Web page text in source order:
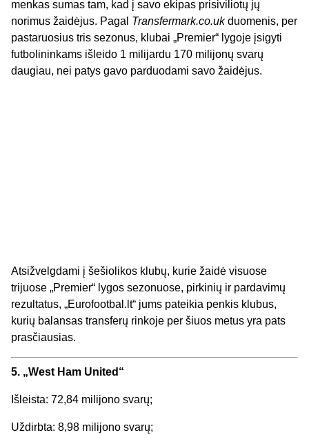
menkas sumas tam, kad į savo ekipas prisiviliotų jų
norimus žaidėjus. Pagal Transfermark.co.ukduomenis, per
pastaruosius tris sezonus, klubai „Premier“ lygoje įsigyti
futbolininkams išleido 1 milijardu 170 milijonų svarų
daugiau, nei patys gavo parduodami savo žaidėjus.
Atsižvelgdami į šešiolikos klubų, kurie žaidė visuose
trijuose „Premier“ lygos sezonuose, pirkinių ir pardavimų
rezultatus, „Eurofootbal.lt“ jums pateikia penkis klubus,
kurių balansas transferų rinkoje per šiuos metus yra pats
prasčiausias.
5. „West Ham United“
Išleista: 72,84 milijono svarų;
Uždirbta: 8,98 milijono svarų;